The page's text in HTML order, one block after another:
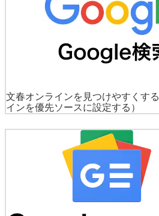
文春オンラインを見つけやすくする
インを優先ソースに設定する）